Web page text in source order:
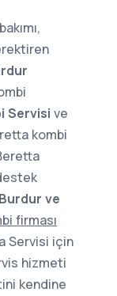
Servisi ve
kombi
Burdur ve
firması
Servisi için
hizmeti
kendine